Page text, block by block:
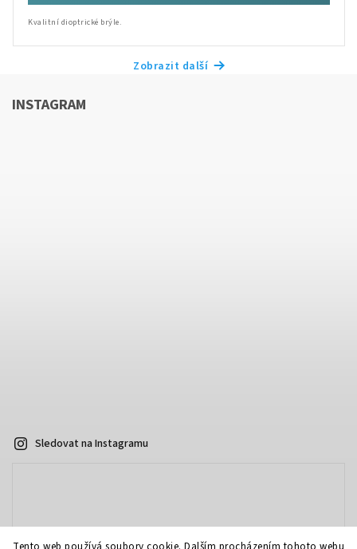
Zobrazit další
INSTAGRAM
Sledovat na Instagramu